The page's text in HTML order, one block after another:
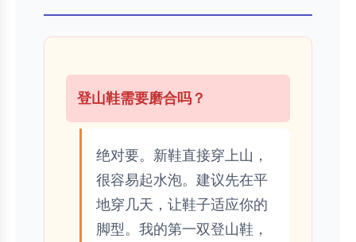
登山鞋需要磨合吗？
绝对要。新鞋直接穿上山，
很容易起水泡。建议先在平
地穿几天，让鞋子适应你的
脚型。我的第一双登山鞋，